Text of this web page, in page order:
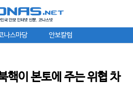
나스마당 안보칼럼
핵이 본토에 주는 위협 차